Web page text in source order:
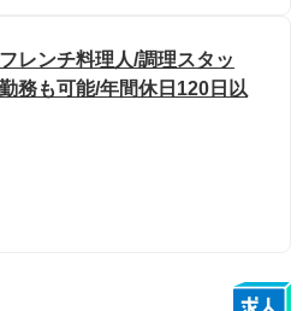
レンチ料理人/調理スタッ
務も可能/年間休日120日以